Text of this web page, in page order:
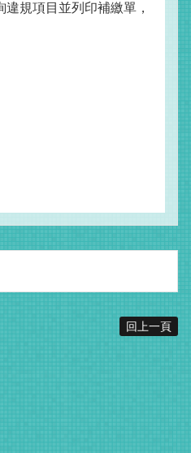
規項目並列印補繳單，
回上一頁